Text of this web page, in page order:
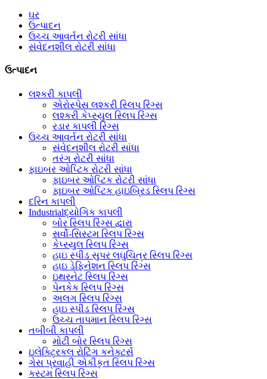
ઘર
ઉત્પાદન
ઉચ્ચ આવર્તન રોટરી સાંધા
સંવેદનશીલ રોટરી સાંધા
ઉત્પાદન
લશ્કરી કાપલી
એરોસ્પેસ લશ્કરી સ્લિપ રિંગ્સ
લશ્કરી કેપ્સ્યુલ સ્લિપ રિંગ્સ
રડાર કાપલી રિંગ્સ
ઉચ્ચ આવર્તન રોટરી સાંધા
સંવેદનશીલ રોટરી સાંધા
તરંગ રોટરી સાંધા
ફાઇબર ઓપ્ટિક રોટરી સાંધા
ફાઇબર ઓપ્ટિક રોટરી સાંધા
ફાઇબર ઓપ્ટિક હાઇબ્રિડ સ્લિપ રિંગ્સ
દરિન કાપલી
Industrialદ્યોગિક કાપલી
બોર સ્લિપ રિંગ્સ દ્વારા
સર્વો-સિસ્ટમ સ્લિપ રિંગ્સ
કેપ્સ્યુલ સ્લિપ રિંગ્સ
હાઇ સ્પીડ સુપર લઘુચિત્ર સ્લિપ રિંગ્સ
હાઇ ડેફિનેશન સ્લિપ રિંગ્સ
ઇથરનેટ સ્લિપ રિંગ્સ
પેનકેક સ્લિપ રિંગ્સ
અલગ સ્લિપ રિંગ્સ
હાઇ સ્પીડ સ્લિપ રિંગ્સ
ઉચ્ચ તાપમાન સ્લિપ રિંગ્સ
તબીબી કાપલી
મોટી બોર સ્લિપ રિંગ્સ
ઇલેક્ટ્રિકલ રોટિંગ કનેક્ટર્સ
ગેસ પ્રવાહી એકીકૃત સ્લિપ રિંગ્સ
કસ્ટમ સ્લિપ રિંગ્સ